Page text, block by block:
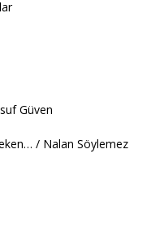
Güven
/ Nalan Söylemez